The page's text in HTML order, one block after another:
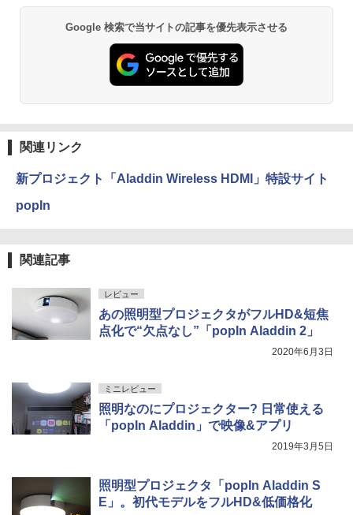
Google 検索で当サイトの記事を優先表示させる
関連リンク
新プロジェクト「Aladdin Wireless HDMI」特設サイト
popIn
関連記事
レビュー
あの照明型プロジェクタがフルHD&短焦
点化で“欠点なし”「popIn Aladdin 2」
2020年6月3日
ミニレビュー
照明なのにプロジェクター? 日常使える
「popIn Aladdin」で映像&アプリ
2019年3月5日
照明型プロジェクタ「popIn Aladdin S
E」。初代モデルをフルHD&低価格化